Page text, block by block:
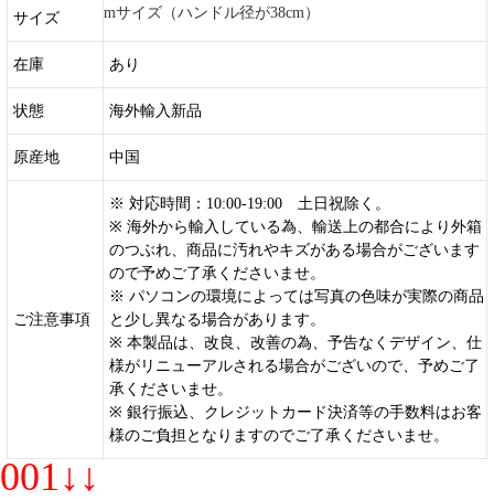
サイズ mサイズ（ハンドル径が38cm）
在庫 あり
状態 海外輸入新品
原産地 中国
ご注意事項
※ 対応時間：10:00-19:00 土日祝除く。
※ 海外から輸入している為、輸送上の都合により外箱
のつぶれ、商品に汚れやキズがある場合がございます
ので予めご了承くださいませ。
※ パソコンの環境によっては写真の色味が実際の商品
と少し異なる場合があります。
※ 本製品は、改良、改善の為、予告なくデザイン、仕
様がリニューアルされる場合がございので、予めご了
承くださいませ。
※ 銀行振込、クレジットカード決済等の手数料はお客
様のご負担となりますのでご了承くださいませ。
001↓↓